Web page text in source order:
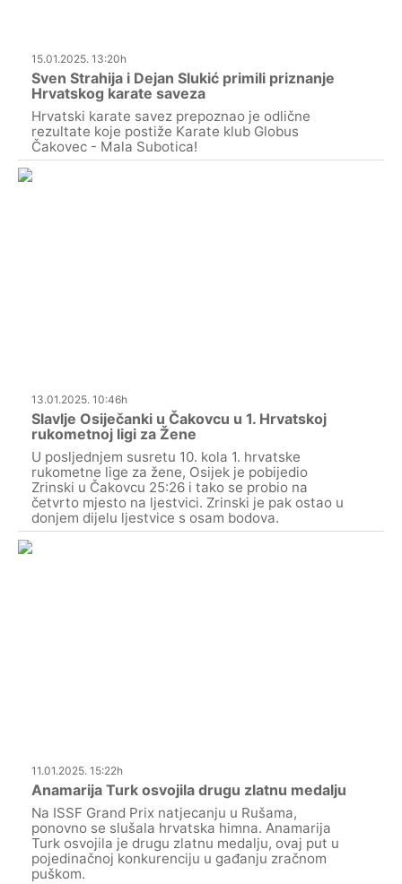
15.01.2025. 13:20h
Sven Strahija i Dejan Slukić primili priznanje
Hrvatskog karate saveza
Hrvatski karate savez prepoznao je odlične
rezultate koje postiže Karate klub Globus
Čakovec - Mala Subotica!
13.01.2025. 10:46h
Slavlje Osiječanki u Čakovcu u 1. Hrvatskoj
rukometnoj ligi za Žene
U posljednjem susretu 10. kola 1. hrvatske
rukometne lige za žene, Osijek je pobijedio
Zrinski u Čakovcu 25:26 i tako se probio na
četvrto mjesto na ljestvici. Zrinski je pak ostao u
donjem dijelu ljestvice s osam bodova.
11.01.2025. 15:22h
Anamarija Turk osvojila drugu zlatnu medalju
Na ISSF Grand Prix natjecanju u Rušama,
ponovno se slušala hrvatska himna. Anamarija
Turk osvojila je drugu zlatnu medalju, ovaj put u
pojedinačnoj konkurenciju u gađanju zračnom
puškom.